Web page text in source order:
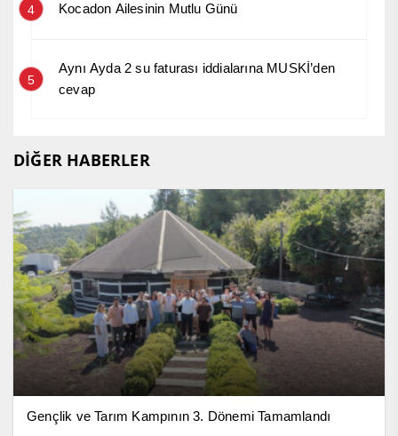
4 Kocadon Ailesinin Mutlu Günü
5
Aynı Ayda 2 su faturası iddialarına MUSKİ’den
cevap
DİĞER HABERLER
Gençlik ve Tarım Kampının 3. Dönemi Tamamlandı